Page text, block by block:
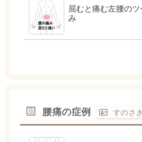
屈むと痛む左腰の
み
腰痛の症例 すのさ